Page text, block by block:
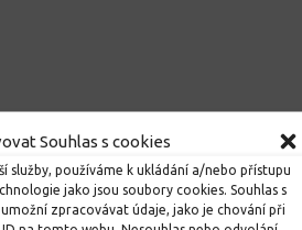
Souhlas s cookies
služby, používáme k ukládání a/nebo přístupu
jako jsou soubory cookies. Souhlas s
zpracovávat údaje, jako je chování při